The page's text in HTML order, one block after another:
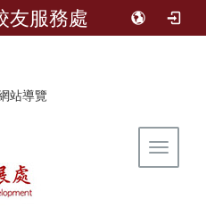
友服務處
站導覽
Toggle